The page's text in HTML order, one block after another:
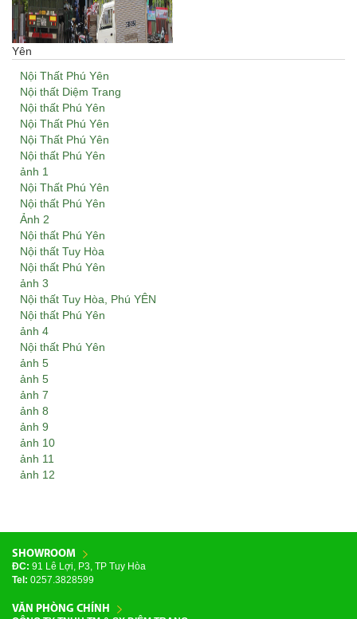
Yên
Nội Thất Phú Yên
Nội thất Diệm Trang
Nội thất Phú Yên
Nội Thất Phú Yên
Nội Thất Phú Yên
Nội thất Phú Yên
ảnh 1
Nội Thất Phú Yên
Nội thất Phú Yên
Ảnh 2
Nội thất Phú Yên
Nội thất Tuy Hòa
Nội thất Phú Yên
ảnh 3
Nội thất Tuy Hòa, Phú YÊN
Nội thất Phú Yên
ảnh 4
Nội thất Phú Yên
ảnh 5
ảnh 5
ảnh 7
ảnh 8
ảnh 9
ảnh 10
ảnh 11
ảnh 12
SHOWROOM
ĐC: 91 Lê Lợi, P3, TP Tuy Hòa
Tel: 0257.3828599
VĂN PHÒNG CHÍNH